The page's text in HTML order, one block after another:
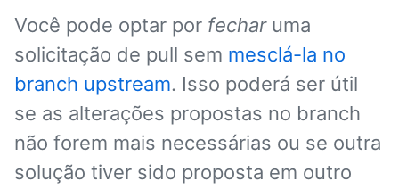
Você pode optar por fecharuma
solicitação de pull sem mesclá-la no
branch upstream. Isso poderá ser útil
se as alterações propostas no branch
não forem mais necessárias ou se outra
solução tiver sido proposta em outro